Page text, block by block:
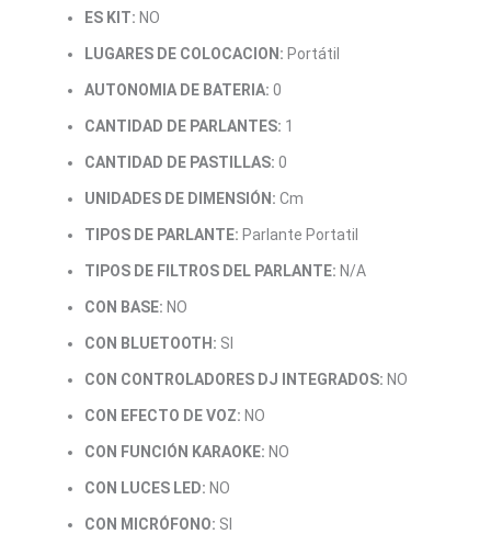
ES KIT: NO
LUGARES DE COLOCACION: Portátil
AUTONOMIA DE BATERIA: 0
CANTIDAD DE PARLANTES: 1
CANTIDAD DE PASTILLAS: 0
UNIDADES DE DIMENSIÓN: Cm
TIPOS DE PARLANTE: Parlante Portatil
TIPOS DE FILTROS DEL PARLANTE: N/A
CON BASE: NO
CON BLUETOOTH: SI
CON CONTROLADORES DJ INTEGRADOS: NO
CON EFECTO DE VOZ: NO
CON FUNCIÓN KARAOKE: NO
CON LUCES LED: NO
CON MICRÓFONO: SI